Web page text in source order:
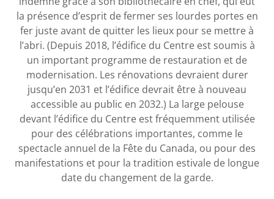
la présence d’esprit de fermer ses lourdes portes en
fer juste avant de quitter les lieux pour se mettre à
l’abri. (Depuis 2018, l’édifice du Centre est soumis à
un important programme de restauration et de
modernisation. Les rénovations devraient durer
jusqu’en 2031 et l’édifice devrait être à nouveau
accessible au public en 2032.) La large pelouse
devant l’édifice du Centre est fréquemment utilisée
pour des célébrations importantes, comme le
spectacle annuel de la Fête du Canada, ou pour des
manifestations et pour la tradition estivale de longue
date du changement de la garde.